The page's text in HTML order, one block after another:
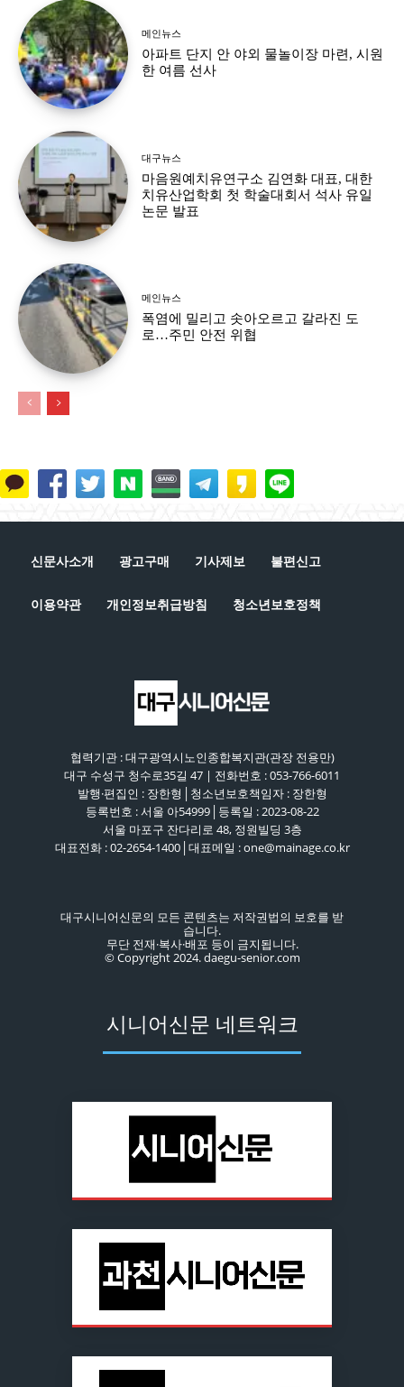
메인뉴스
아파트 단지 안 야외 물놀이장 마련, 시원
한 여름 선사
대구뉴스
마음원예치유연구소 김연화 대표, 대한
치유산업학회 첫 학술대회서 석사 유일
논문 발표
메인뉴스
폭염에 밀리고 솟아오르고 갈라진 도
로…주민 안전 위협
신문사소개 광고구매 기사제보 불편신고
이용약관 개인정보취급방침 청소년보호정책
협력기관 : 대구광역시노인종합복지관(관장 전용만)
대구 수성구 청수로35길 47 | 전화번호 : 053-766-6011
발행·편집인 : 장한형│청소년보호책임자 : 장한형
등록번호 : 서울 아54999│등록일 : 2023-08-22
서울 마포구 잔다리로 48, 정원빌딩 3층
대표전화 : 02-2654-1400│대표메일 : one@mainage.co.kr
대구시니어신문의 모든 콘텐츠는 저작권법의 보호를 받
습니다.
무단 전재·복사·배포 등이 금지됩니다.
© Copyright 2024. daegu-senior.com
시니어신문 네트워크